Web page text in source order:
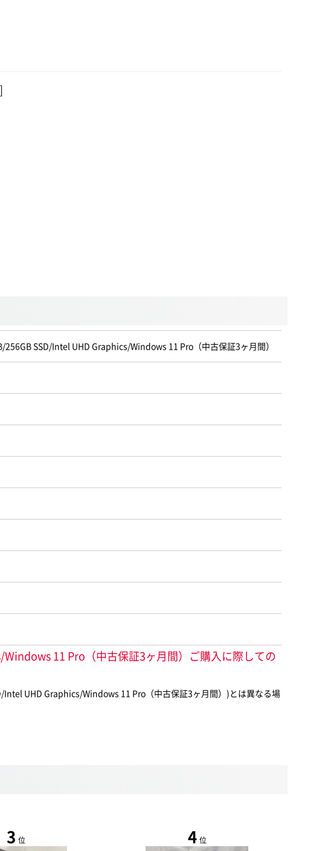
SSD/Intel UHD Graphics/Windows 11 Pro（中古保証3ヶ月間）
11 Pro（中古保証3ヶ月間）ご購入に際しての
UHD Graphics/Windows 11 Pro（中古保証3ヶ月間）)とは異なる場
3 位 4 位